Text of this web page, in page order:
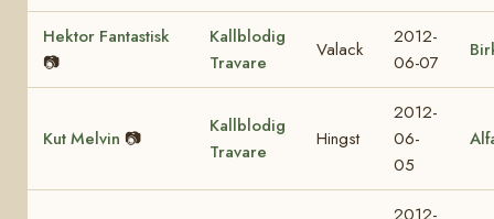
Hektor Fantastisk
📷
Kallblodig
Travare
Valack
2012-
06-07
Kut Melvin 📷
Kallblodig
Travare
Hingst
2012-
06-
05
2012-